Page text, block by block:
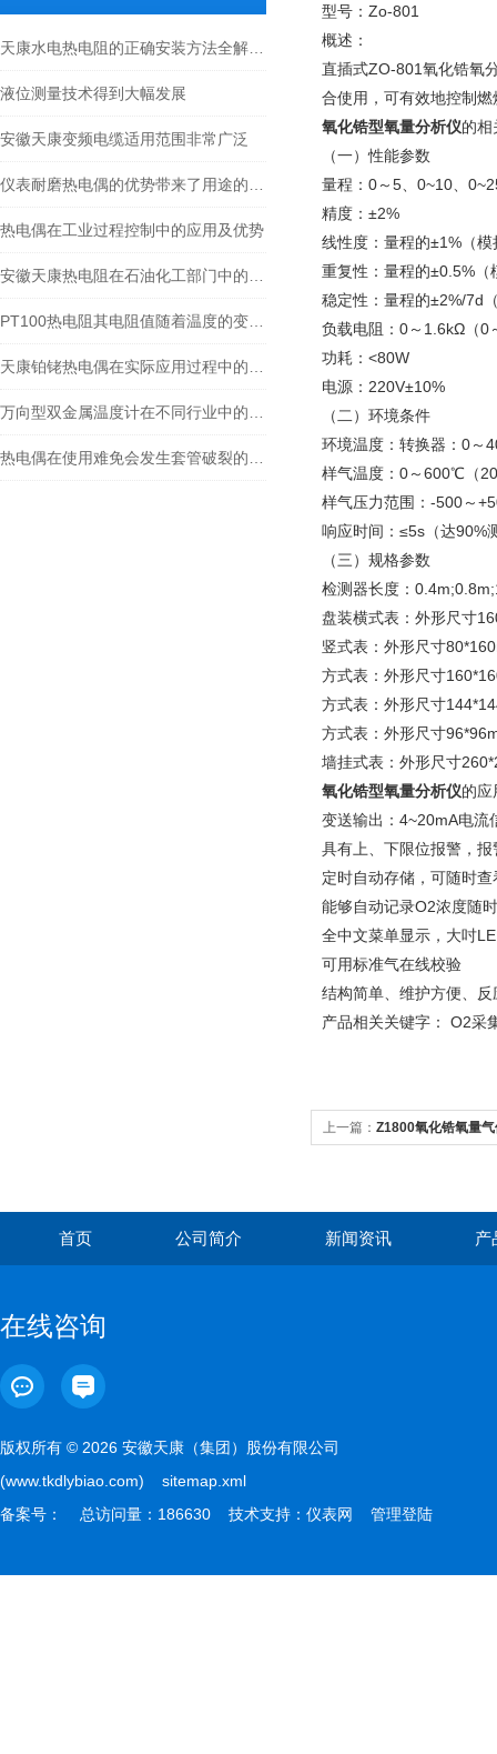
液位测量技术得到大幅发展
安徽天康变频电缆适用范围非常广泛
热电偶在工业过程控制中的应用及优势
型号： Zo-801
概述：
直插式ZO-801氧化锆氧
合使用，可有效地控制
氧化锆型氧量分析仪的相
（一）性能参数
量程：0～5、0~10、
精度：±2%
线性度：量程的±1%（模
重复性：量程的±0.5%（
稳定性：量程的±2%/7d
负载电阻：0～1.6kΩ（0
功耗：<80W
电源：220V±10%
（二）环境条件
环境温度：转换器：0
样气温度：0～600℃（
样气压力范围：-500～
响应时间：≤5s（达90%
（三）规格参数
检测器长度：
盘装横式表：外形尺寸
竖式表：外形尺寸
方式表：外形尺寸
方式表：外形尺寸
方式表：外形尺寸
墙挂式表：外形尺寸
氧化锆型氧量分析仪的应
变送输出：4~20mA电流
具有上、下限位报警，报
定时自动存储，可随时
能够自动记录O2浓度随
全中文菜单显示，大吋
可用标准气在线校验
结构简单、维护方便、
产品相关关键字： O2采
上一篇： Z1800氧化锆氧量
首页 公司简介 新闻资讯 产
在线咨询
版权所有 © 2026 安徽天康（集团）股份有限公司
(www.tkdlybiao.com) sitemap.xml
备案号：
总访问量：186630 技术支持： 仪表网 管理登陆